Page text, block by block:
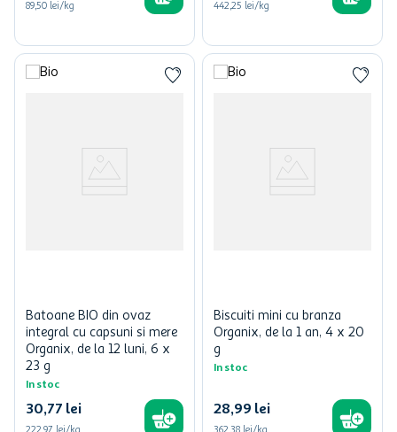
89,50 lei/kg 442,25 lei/kg
Batoane BIO din ovaz
integral cu capsuni si mere
Organix, de la 12 luni, 6 x
23 g
In stoc
30,77 lei
Biscuiti mini cu branza
Organix, de la 1 an, 4 x 20
g
In stoc
28,99 lei